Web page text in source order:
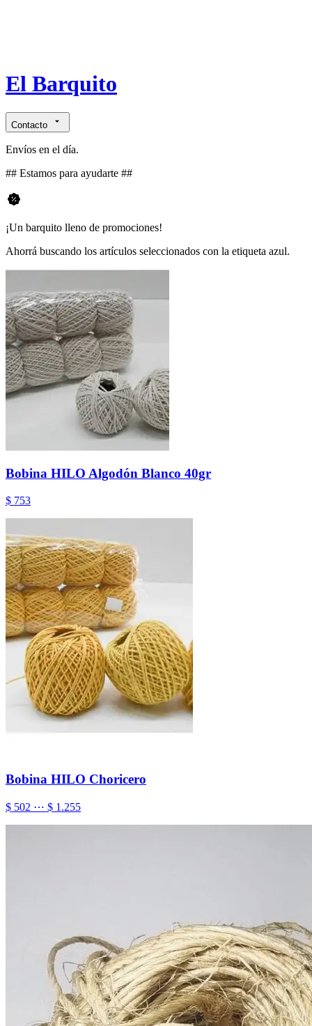
El Barquito
Contacto
Envíos en el día.
## Estamos para ayudarte ##
¡Un barquito lleno de promociones!
Ahorrá buscando los artículos seleccionados con la etiqueta azul.
Bobina HILO Algodón Blanco 40gr
$ 753
Bobina HILO Choricero
$ 502 ⋯ $ 1.255